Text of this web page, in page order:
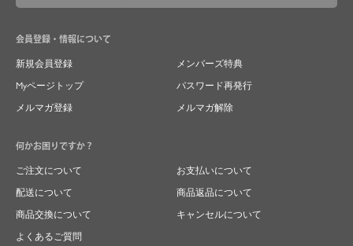
会員登録・情報について
新規会員登録
メンバーズ特典
Myページトップ
パスワード再発行
メルマガ登録
メルマガ解除
何かお困りですか？
ご注文について
お支払いについて
配送について
商品返品について
商品交換について
キャンセルについて
よくあるご質問